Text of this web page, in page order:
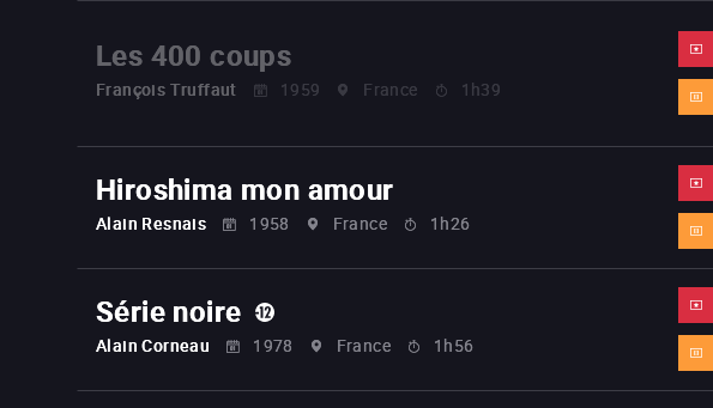
Les 400 coups
François Truffaut 1959 France 1h39
Hiroshima mon amour
Alain Resnais 1958 France 1h26
Série noire
Alain Corneau 1978 France 1h56